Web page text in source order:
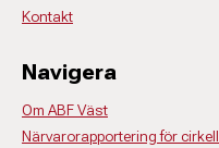
Kontakt
Navigera
Om ABF Väst
Närvarorapportering för